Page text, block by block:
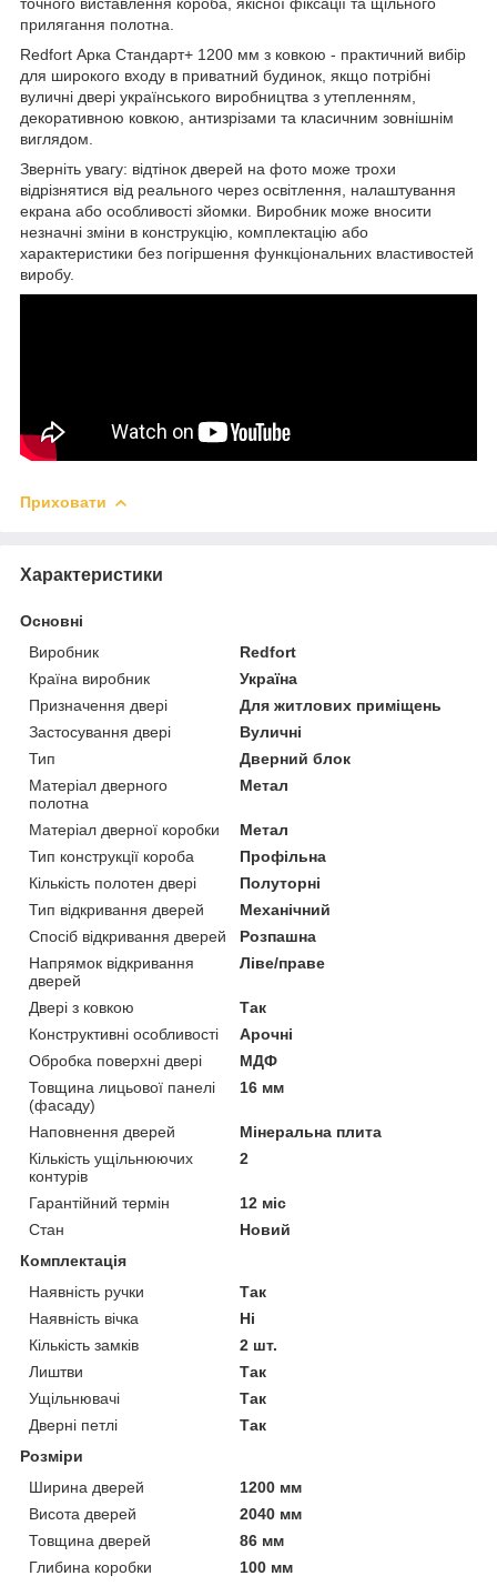
прилягання полотна.
Redfort Арка Стандарт+ 1200 мм з ковкою - практичний вибір
для широкого входу в приватний будинок, якщо потрібні
вуличні двері українського виробництва з утепленням,
декоративною ковкою, антизрізами та класичним зовнішнім
виглядом.
Зверніть увагу: відтінок дверей на фото може трохи
відрізнятися від реального через освітлення, налаштування
екрана або особливості зйомки. Виробник може вносити
незначні зміни в конструкцію, комплектацію або
характеристики без погіршення функціональних властивостей
виробу.
Приховати
Характеристики
Основні
Виробник
Redfort
Країна виробник
Україна
Призначення двері
Для житлових приміщень
Застосування двері
Вуличні
Тип
Дверний блок
Матеріал дверного
полотна
Метал
Матеріал дверної коробки
Метал
Тип конструкції короба
Профільна
Кількість полотен двері
Полуторні
Тип відкривання дверей
Механічний
Спосіб відкривання дверей
Розпашна
Напрямок відкривання
дверей
Ліве/праве
Двері з ковкою
Так
Конструктивні особливості
Арочні
Обробка поверхні двері
МДФ
Товщина лицьової панелі
(фасаду)
16 мм
Наповнення дверей
Мінеральна плита
Кількість ущільнюючих
контурів
2
Гарантійний термін
12 міс
Стан
Новий
Комплектація
Наявність ручки
Так
Наявність вічка
Ні
Кількість замків
2 шт.
Лиштви
Так
Ущільнювачі
Так
Дверні петлі
Так
Розміри
Ширина дверей
1200 мм
Висота дверей
2040 мм
Товщина дверей
86 мм
Глибина коробки
100 мм